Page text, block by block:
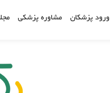
ورود پزشکان مشاوره پزشکی